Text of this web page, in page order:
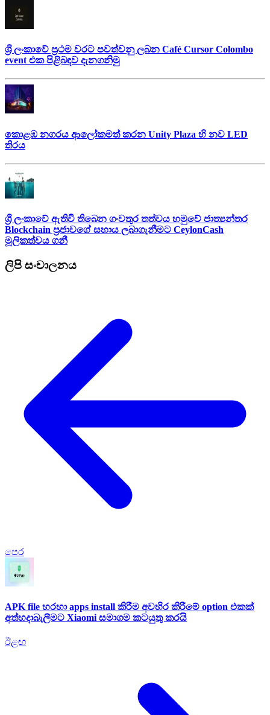
ශ්‍රී ලංකාවේ ප්‍රථම වරට පවත්වනු ලබන Café Cursor Colombo
event එක පිළිබඳව දැනගනිමු
කොළඹ නගරය ආලෝකමත් කරන Unity Plaza හි නව LED
තිරය
ශ්‍රී ලංකාවේ ඇතිවී තිබෙන ගංවතුර තත්වය හමුවේ ජාත්‍යන්තර
Blockchain ප්‍රජාවගේ සහාය ලබාගැනීමට CeylonCash
මූලිකත්වය ග​නී
ලිපි සංචාලනය
පෙර
APK file හරහා apps install කිරීම අවහිර කිරීමේ option එකක්
අත්හදාබැලීමට Xiaomi සමාගම කටයුතු කරයි
ඊළඟ